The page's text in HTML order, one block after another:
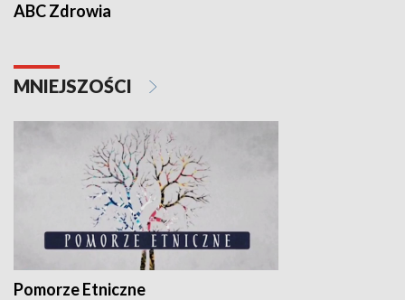
ABC Zdrowia
MNIEJSZOŚCI
Pomorze Etniczne